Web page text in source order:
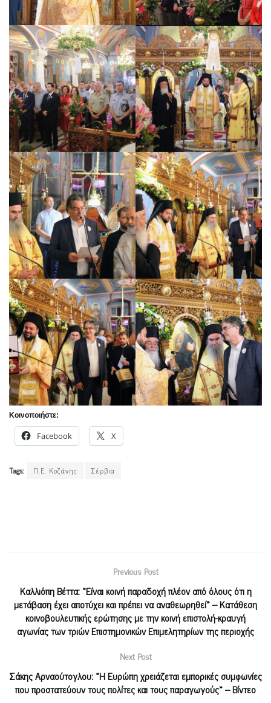
Κοινοποιήστε:
Facebook X
Tags: Π.Ε. Κοζάνης Σέρβια
Previous Post
Καλλιόπη Βέττα: «Είναι κοινή παραδοχή πλέον από όλους ότι η
μετάβαση έχει αποτύχει και πρέπει να αναθεωρηθεί» – Κατάθεση
κοινοβουλευτικής ερώτησης με την κοινή επιστολή-κραυγή
αγωνίας των τριών Επιστημονικών Επιμελητηρίων της περιοχής
Next Post
Σάκης Αρναούτογλου: «Η Ευρώπη χρειάζεται εμπορικές συμφωνίες
που προστατεύουν τους πολίτες και τους παραγωγούς» – Βίντεο